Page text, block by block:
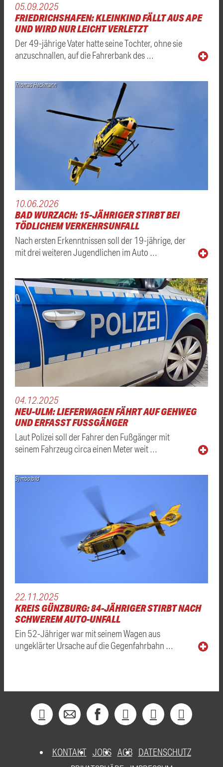
05.09.2025
FRIEDRICHSHAFEN: KLEINKIND FÄLLT AUS APE
UND WIRD NUR LEICHT VERLETZT
Der 49-jährige Vater hatte seine Tochter, ohne sie
anzuschnallen, auf die Fahrerbank des …
Thomas Heckmann
10.06.2026
BAD WURZACH: 15-JÄHRIGER STIRBT BEI
TÖDLICHEM VERKEHRSUNFALL
Nach ersten Erkenntnissen soll der 19-jährige, der
mit drei weiteren Jugendlichen im Auto …
04.12.2025
NEU-ULM: LIEFERWAGEN FÄHRT AUF GEHWEG
UND ERFASST FUSSGÄNGER
Laut Polizei soll der Fahrer den Fußgänger mit
seinem Fahrzeug circa einen Meter weit …
Symbolbild
22.11.2025
KREIS GÜNZBURG: 84-JÄHRIGER STIRBT NACH
SCHWEREM AUTO-UNFALL
Ein 52-Jähriger war mit seinem Wagen aus
ungeklärter Ursache auf die Gegenfahrbahn …
KONTAKT JOBS AGB DATENSCHUTZ